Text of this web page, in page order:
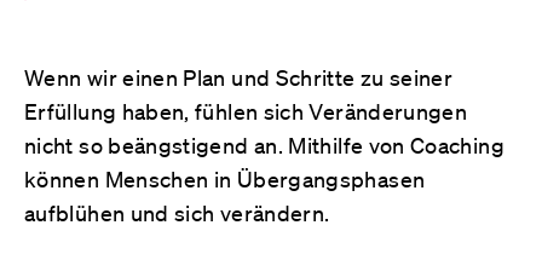
Wenn wir einen Plan und Schritte zu seiner
Erfüllung haben, fühlen sich Veränderungen
nicht so beängstigend an. Mithilfe von Coaching
können Menschen in Übergangsphasen
aufblühen und sich verändern.